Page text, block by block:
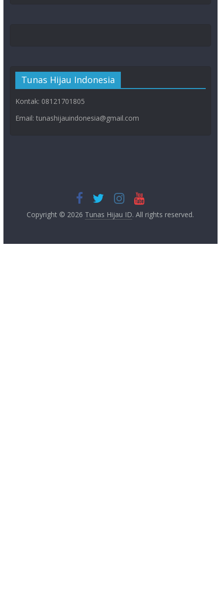
Tunas Hijau Indonesia
Kontak: 08121701805
Email: tunashijauindonesia@gmail.com
Copyright © 2026 Tunas Hijau ID. All rights reserved.